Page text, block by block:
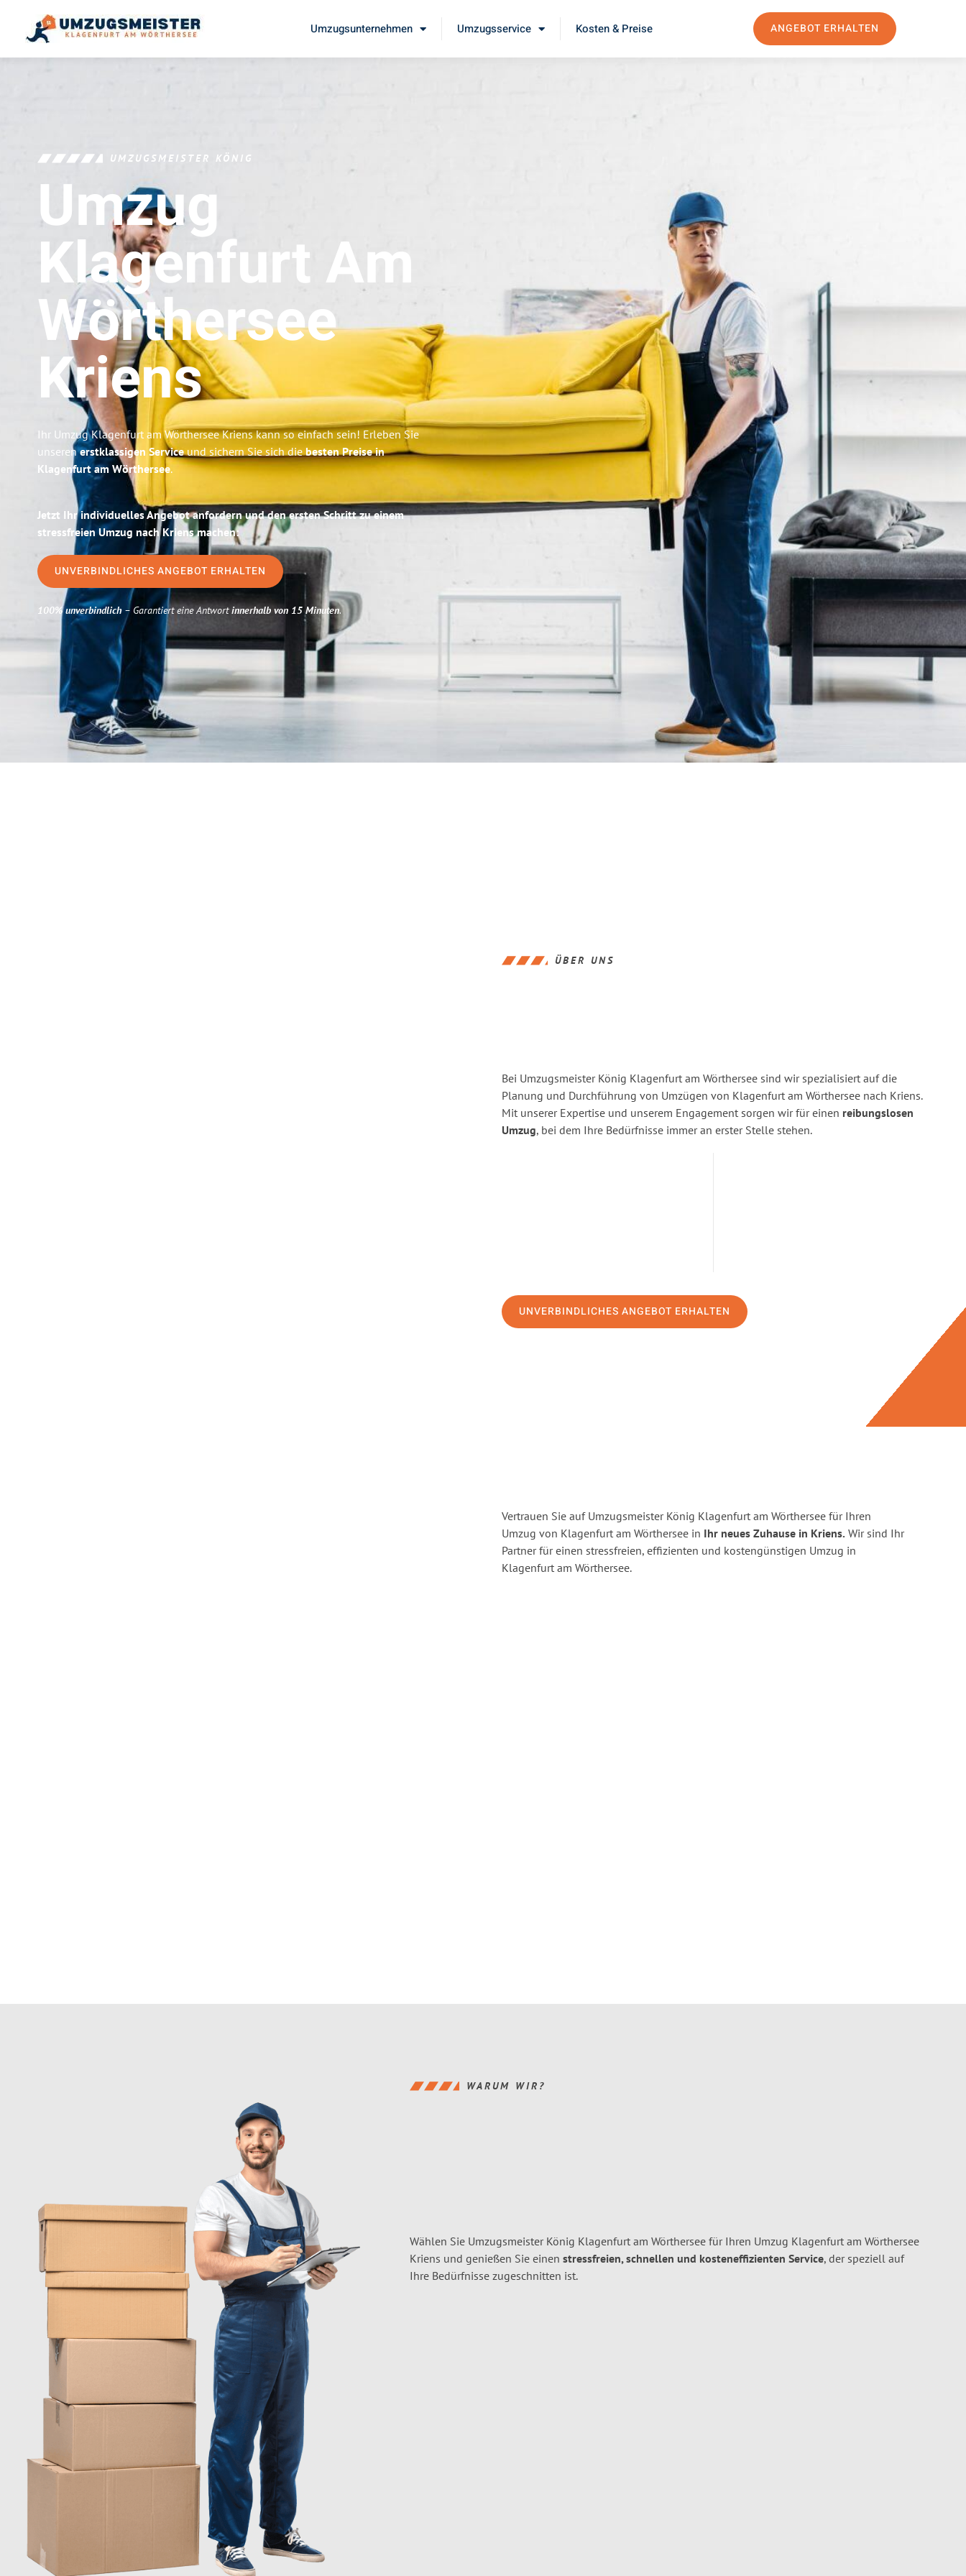
Umzugsunternehmen Umzugsservice Kosten & Preise ANGEBOT ERHALTEN
UMZUGSMEISTER KÖNIG
Umzug
Klagenfurt Am
Wörthersee
Kriens
Ihr Umzug Klagenfurt am Wörthersee Kriens kann so einfach sein! Erleben Sie
unserenerstklassigen Serviceund sichern Sie sich diebesten Preise in
Klagenfurt am Wörthersee.
Jetzt Ihr individuelles Angebot anfordern und den ersten Schritt zu einem
stressfreien Umzug nach Kriens machen:
UNVERBINDLICHES ANGEBOT ERHALTEN
100% unverbindlich– Garantiert eine Antwortinnerhalb von 15 Minuten.
ÜBER UNS
Bei Umzugsmeister König Klagenfurt am Wörthersee sind wir spezialisiert auf die
Planung und Durchführung von Umzügen von Klagenfurt am Wörthersee nach Kriens.
Mit unserer Expertise und unserem Engagement sorgen wir für einen reibungslosen
Umzug, bei dem Ihre Bedürfnisse immer an erster Stelle stehen.
UNVERBINDLICHES ANGEBOT ERHALTEN
Vertrauen Sie auf Umzugsmeister König Klagenfurt am Wörthersee für Ihren
Umzug von Klagenfurt am Wörthersee in Ihr neues Zuhause in Kriens. Wir sind Ihr
Partner für einen stressfreien, effizienten und kostengünstigen Umzug in
Klagenfurt am Wörthersee.
WARUM WIR?
Wählen Sie Umzugsmeister König Klagenfurt am Wörthersee für Ihren Umzug Klagenfurt am Wörthersee
Kriens und genießen Sie einen stressfreien, schnellen und kosteneffizienten Service, der speziell auf
Ihre Bedürfnisse zugeschnitten ist.